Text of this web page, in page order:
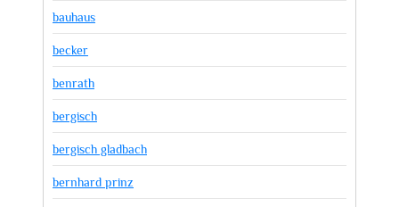
bauhaus
becker
benrath
bergisch
bergisch gladbach
bernhard prinz